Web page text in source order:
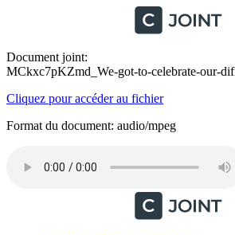
Document joint:
MCkxc7pKZmd_We-got-to-celebrate-our-
Cliquez pour accéder au fichier
Format du document: audio/mpeg